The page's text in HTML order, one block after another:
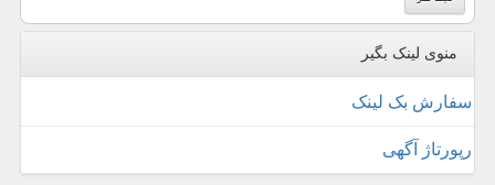
منوی لینک بگیر
سفارش بک لینک
رپورتاژ آگهی